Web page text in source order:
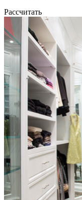
Рассчитать